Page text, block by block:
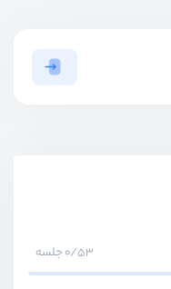
0/53 جلسه